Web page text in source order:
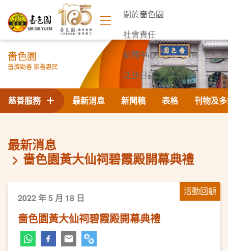
關於嗇色園
社會責任
新聞中心
活動日誌
聯絡我們
嗇色園
普濟勸善 崇善惠民
最新消息 新聞稿 表格 刊物及
慈善服務
最新消息
嗇色園黃大仙祠碧霞殿開幕典禮
活動回顧
2022 年 5 月 18 日
嗇色園黃大仙祠碧霞殿開幕典禮